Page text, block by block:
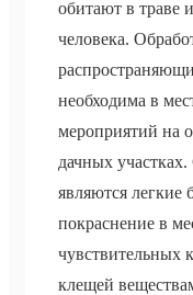
обитают в траве
человека.
необходима в
мероприятий на
дачных
являются легкие
покраснение в
чувствительных
клещей